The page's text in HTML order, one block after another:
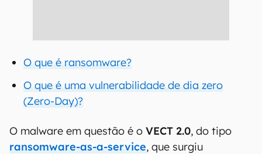
O que é ransomware?
O que é uma vulnerabilidade de dia zero
(Zero-Day)?
O malware em questão é o VECT 2.0, do tipo
ransomware-as-a-service, que surgiu